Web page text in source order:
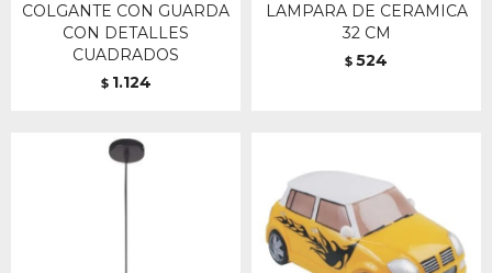
COLGANTE CON GUARDA
CON DETALLES
CUADRADOS
$ 1.124
LAMPARA DE CERAMICA
32 CM
$ 524